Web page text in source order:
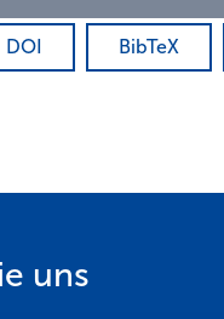
DOI BibTeX
uns